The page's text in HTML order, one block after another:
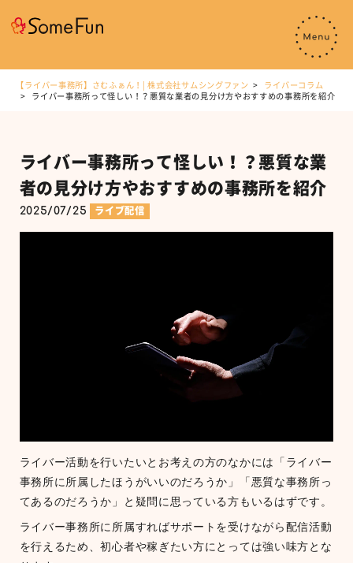
【ライバー事務所】さむふぁん！| 株式会社サムシングファン
ライバーコラム
ライバー事務所って怪しい！？悪質な業者の見分け方やおすすめの事務所を紹介
ライバー事務所って怪しい！？悪質な業
者の見分け方やおすすめの事務所を紹介
2025/07/25 ライブ配信
ライバー活動を行いたいとお考えの方のなかには「ライバー
事務所に所属したほうがいいのだろうか」「悪質な事務所っ
てあるのだろうか」と疑問に思っている方もいるはずです。
ライバー事務所に所属すればサポートを受けながら配信活動
を行えるため、初心者や稼ぎたい方にとっては強い味方とな